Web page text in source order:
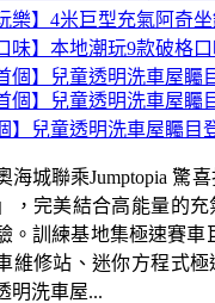
】兒童透明洗車屋矚目
海城聯乘Jumptopia 驚
，完美結合高能量的
。訓練基地集極速賽車
維修站、迷你方程式
明洗車屋...